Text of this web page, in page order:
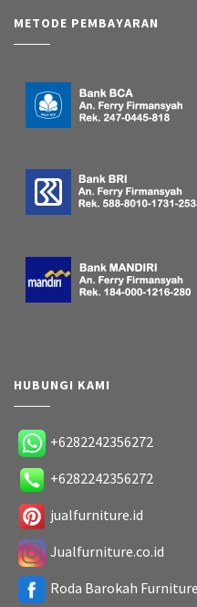
METODE PEMBAYARAN
HUBUNGI KAMI
+6282242356272
+6282242356272
jualfurniture.id
Jualfurniture.co.id
Roda Barokah Furniture